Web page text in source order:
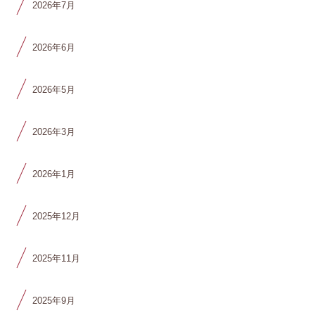
2026年7月
2026年6月
2026年5月
2026年3月
2026年1月
2025年12月
2025年11月
2025年9月